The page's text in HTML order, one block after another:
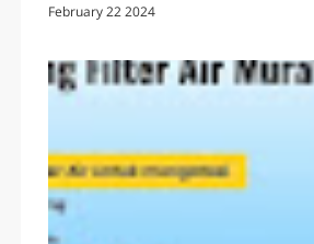
February 22 2024